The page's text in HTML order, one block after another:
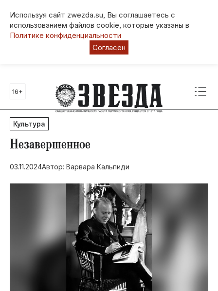
Используя сайт zwezda.su, Вы соглашаетесь с
использованием файлов cookie, которые указаны в
Политике конфиденциальности
Согласен
Главные темы
80 лет Победы
Молодежная столица РФ
СВО
Социальная поддержка
Инфраструктура
16+
Культура
Незавершенное
03.11.2024Автор: Варвара Кальпиди